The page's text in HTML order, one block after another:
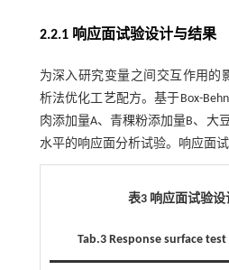
2.2.1 响应面试验设计与结果
为深入研究变量之间交互作用的
析法优化工艺配方。基于Box-
肉添加量A、青稞粉添加量B、大
水平的响应面分析试验。响应面
表3 响应面试验设
Tab.3 Response surface